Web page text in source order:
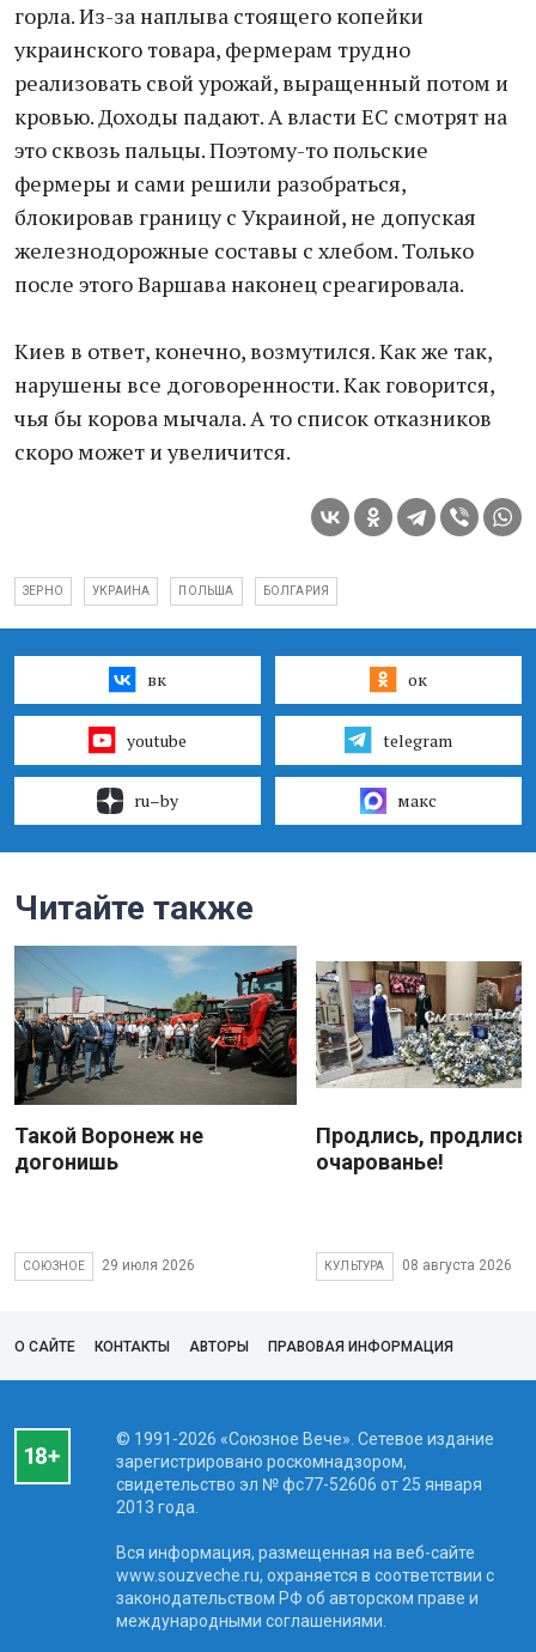
горла. Из-за наплыва стоящего копейки
украинского товара, фермерам трудно
реализовать свой урожай, выращенный потом и
кровью. Доходы падают. А власти ЕС смотрят на
это сквозь пальцы. Поэтому-то польские
фермеры и сами решили разобраться,
блокировав границу с Украиной, не допуская
железнодорожные составы с хлебом. Только
после этого Варшава наконец среагировала.
Киев в ответ, конечно, возмутился. Как же так,
нарушены все договоренности. Как говорится,
чья бы корова мычала. А то список отказников
скоро может и увеличится.
ЗЕРНО УКРАИНА ПОЛЬША БОЛГАРИЯ
вк ок
youtube telegram
ru–by макс
Читайте также
Такой Воронеж не
догонишь
СОЮЗНОЕ 29 июля 2026
Продлись, продлись
очарованье!
КУЛЬТУРА 08 августа 2026
О САЙТЕ КОНТАКТЫ АВТОРЫ ПРАВОВАЯ ИНФОРМАЦИЯ
© 1991-2026 «Союзное Вече». Сетевое издание
зарегистрировано роскомнадзором,
свидетельство эл № фc77-52606 от 25 января
2013 года.
Вся информация, размещенная на веб-сайте
www.souzveche.ru, охраняется в соответствии с
законодательством РФ об авторском праве и
международными соглашениями.